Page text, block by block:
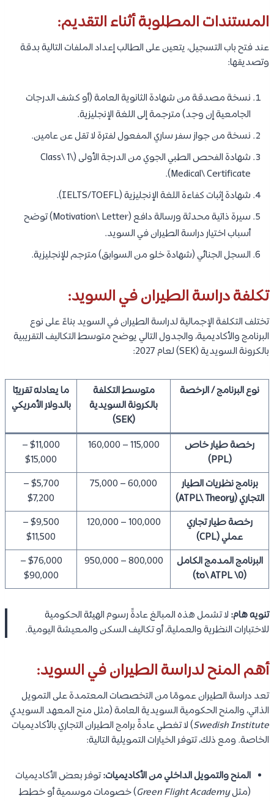
المستندات المطلوبة أثناء التقديم:
عند فتح باب التسجيل، يتعين على الطالب إعداد الملفات التالية بدقة
وتصديقها:
نسخة مصدقة من شهادة الثانوية العامة (أو كشف الدرجات
الجامعية إن وجد) مترجمة إلى اللغة الإنجليزية.
نسخة من جواز سفر ساري المفعول لفترة لا تقل عن عامين.
شهادة الفحص الطبي الجوي من الدرجة الأولى (Class\ 1\
Medical\ Certificate).
شهادة إثبات كفاءة اللغة الإنجليزية (IELTS/TOEFL).
سيرة ذاتية محدثة ورسالة دافع (Motivation\ Letter) توضح
أسباب اختيار دراسة الطيران في السويد.
السجل الجنائي (شهادة خلو من السوابق) مترجم للإنجليزية.
تكلفة دراسة الطيران في السويد:
تختلف التكلفة الإجمالية لدراسة الطيران في السويد بناءً على نوع
البرنامج والأكاديمية، والجدول التالي يوضح متوسط التكاليف التقريبية
بالكرونة السويدية (SEK) لعام 2027:
نوع البرنامج / الرخصة
متوسط التكلفة
بالكرونة السويدية
(SEK)
ما يعادله تقريبًا
بالدولار الأمريكي
رخصة طيار خاص
(PPL)
115,000 – 160,000
$11,000 –
$15,000
برنامج نظريات الطيار
التجاري (ATPL\ Theory)
60,000 – 75,000
$5,700 –
$7,200
رخصة طيار تجاري
عملي (CPL)
100,000 – 120,000
$9,500 –
$11,500
البرنامج المدمج الكامل
(0\ to\ ATPL)
800,000 – 950,000
$76,000 –
$90,000
تنويه هام: لا تشمل هذه المبالغ عادةً رسوم الهيئة الحكومية
للاختبارات النظرية والعملية، أو تكاليف السكن والمعيشة اليومية.
أهم المنح لدراسة الطيران في السويد:
تعد دراسة الطيران عمومًا من التخصصات المعتمدة على التمويل
الذاتي، والمنح الحكومية السويدية العامة (مثل منح المعهد السويدي
Swedish Institute) لا تغطي عادةً برامج الطيران التجاري بالأكاديميات
الخاصة. ومع ذلك، تتوفر الخيارات التمويلية التالية:
المنح والتمويل الداخلي من الأكاديميات:توفر بعض الأكاديميات
(مثلGreen Flight Academy) خصومات موسمية أو خطط